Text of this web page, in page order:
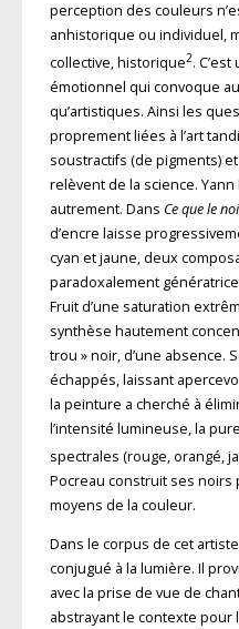
perception des couleurs
anhistorique ou individuel,
collective, historique2.
émotionnel qui convoque
qu’artistiques. Ainsi les
proprement liées à l’art
soustractifs (de pigments)
relèvent de la science.
autrement. Dans Ce que le
d’encre laisse
cyan et jaune, deux
paradoxalement
Fruit d’une saturation
synthèse hautement
trou » noir, d’une absence.
échappés, laissant
la peinture a cherché à
l’intensité lumineuse, la
spectrales (rouge, orangé,
Pocreau construit ses noirs
moyens de la couleur.
Dans le corpus de cet
conjugué à la lumière. Il
avec la prise de vue de
abstrayant le contexte pour